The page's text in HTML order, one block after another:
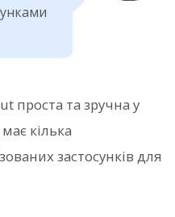
проста та зручна у
кілька
застосунків для